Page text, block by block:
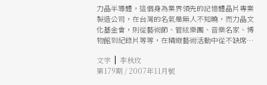
力晶半導體，這個身為業界領先的記憶體晶片專業
製造公司，在台灣的名氣是無人不知曉，而力晶文
化基金會，則從藝術節、管絃樂團、音樂名家、博
物館到紀錄片等等，在精緻藝術活動中從不缺席。
叱咤風雲的董事長黃崇仁，在藝術文化的推動中，
一樣賣力向前衝！
文字 | 李秋玫
第179期 / 2007年11月號